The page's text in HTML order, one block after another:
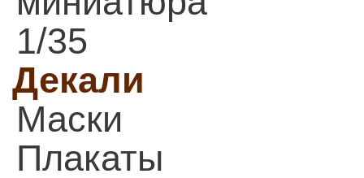
1/35
Декали
Маски
Плакаты